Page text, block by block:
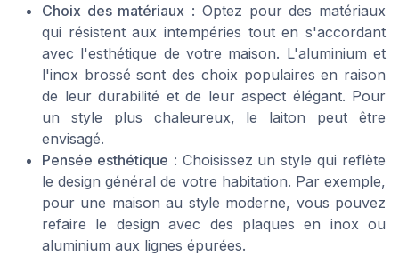
Choix des matériaux : Optez pour des matériaux
qui résistent aux intempéries tout en s'accordant
avec l'esthétique de votre maison. L'aluminium et
l'inox brossé sont des choix populaires en raison
de leur durabilité et de leur aspect élégant. Pour
un style plus chaleureux, le laiton peut être
envisagé.
Pensée esthétique : Choisissez un style qui reflète
le design général de votre habitation. Par exemple,
pour une maison au style moderne, vous pouvez
refaire le design avec des plaques en inox ou
aluminium aux lignes épurées.